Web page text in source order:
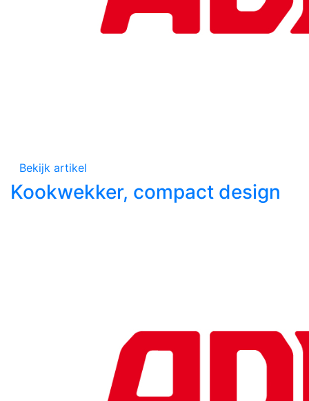
Bekijk artikel
Kookwekker, compact design